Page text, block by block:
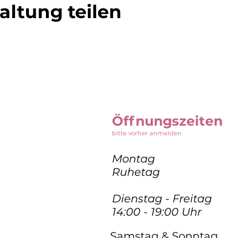
teilen
Öffnungszeiten
bitte vorher anmelden
Montag
Ruhetag
Dienstag - Freitag
14:00 - 19:00 Uhr